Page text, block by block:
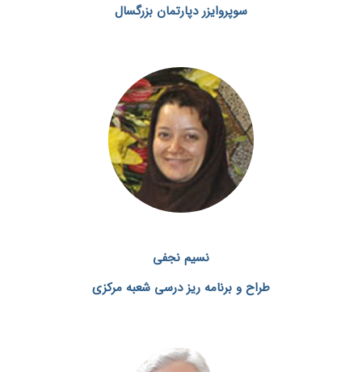
سوپروایزر دپارتمان بزرگسال
نسیم نجفی
طراح و برنامه ریز درسی شعبه مرکزی